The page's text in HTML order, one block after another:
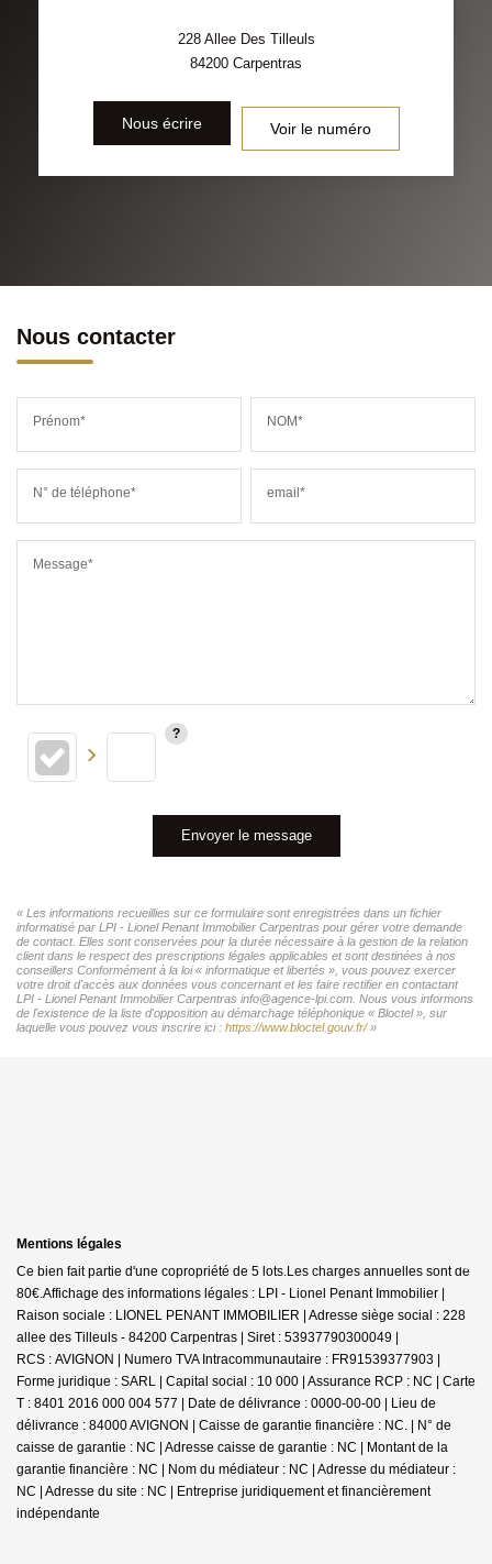
228 Allee Des Tilleuls
84200 Carpentras
Nous écrire Voir le numéro
Nous contacter
Prénom* NOM*
N° de téléphone* email*
Message*
Envoyer le message
« Les informations recueillies sur ce formulaire sont enregistrées dans un fichier
informatisé par LPI - Lionel Penant Immobilier Carpentras pour gérer votre demande
de contact. Elles sont conservées pour la durée nécessaire à la gestion de la relation
client dans le respect des prescriptions légales applicables et sont destinées à nos
conseillers Conformément à la loi « informatique et libertés », vous pouvez exercer
votre droit d'accès aux données vous concernant et les faire rectifier en contactant
LPI - Lionel Penant Immobilier Carpentras info@agence-lpi.com. Nous vous informons
de l'existence de la liste d'opposition au démarchage téléphonique « Bloctel », sur
laquelle vous pouvez vous inscrire ici : https://www.bloctel.gouv.fr/»
Mentions légales
Ce bien fait partie d'une copropriété de 5 lots.Les charges annuelles sont de
80€. Affichage des informations légales : LPI - Lionel Penant Immobilier |
Raison sociale : LIONEL PENANT IMMOBILIER | Adresse siège social : 228
allee des Tilleuls - 84200 Carpentras | Siret : 53937790300049 |
RCS : AVIGNON | Numero TVA Intracommunautaire : FR91539377903 |
Forme juridique : SARL | Capital social : 10 000 | Assurance RCP : NC | Carte
T : 8401 2016 000 004 577 | Date de délivrance : 0000-00-00 | Lieu de
délivrance : 84000 AVIGNON | Caisse de garantie financière : NC. | N° de
caisse de garantie : NC | Adresse caisse de garantie : NC | Montant de la
garantie financière : NC | Nom du médiateur : NC | Adresse du médiateur :
NC | Adresse du site : NC | Entreprise juridiquement et financièrement
indépendante